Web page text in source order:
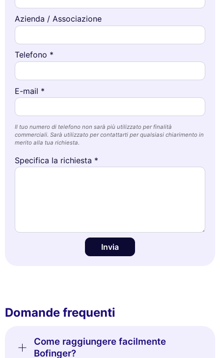
Azienda / Associazione
Telefono *
E-mail *
Il tuo numero di telefono non sarà più utilizzato per finalità
commerciali. Sarà utilizzato per contattarti per qualsiasi chiarimento in
merito alla tua richiesta.
Specifica la richiesta *
Invia
Domande frequenti
Come raggiungere facilmente
Bofinger?